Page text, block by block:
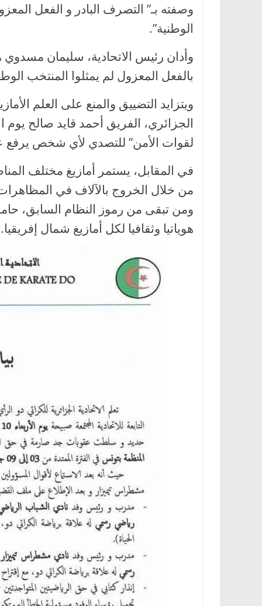
وصفته بـ” التصرف البادر و الفعل
الوطنية”.
وأدان رئيس الاتحادية، سليمان
بالفعل المعزول لم يمثلوا المنتخب
ويتزايد التضييق والمنع على العلم
لقوات الأمن” للتصدي لأي شخص يرفع
في المقابل، يستمر أمازيغ مختلف
من خلال الخروج بالآلاف في المظاهرات
ومن تبقى من رموز النظام السابق،
هوياتيا وثقافيا لكل أمازيغ شمال إفريقيا.